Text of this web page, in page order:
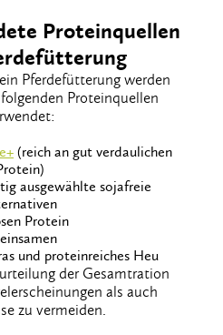
Proteinquellen
Pferdefütterung werden
Proteinquellen
(reich an gut verdaulichen
ausgewählte sojafreie
Protein
und proteinreiches Heu
der Gesamtration
als auch
zu vermeiden.